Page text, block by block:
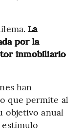
La
por la
inmobiliario
han
que permite al
objetivo anual